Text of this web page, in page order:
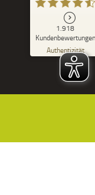
1.918
Kundenbewertungen
Authentizität
92
%
Empfehlungen auf
ProvenExpert.com
91